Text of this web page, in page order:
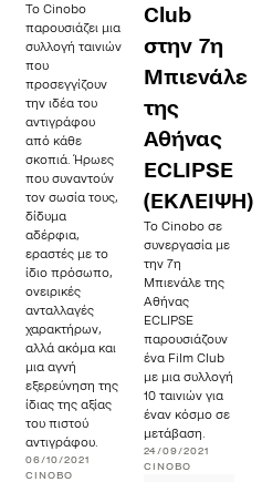
Το Cinobo
παρουσιάζει μια
συλλογή ταινιών
που
προσεγγίζουν
την ιδέα του
αντιγράφου
από κάθε
σκοπιά. Ήρωες
που συναντούν
τον σωσία τους,
δίδυμα
αδέρφια,
εραστές με το
ίδιο πρόσωπο,
ονειρικές
ανταλλαγές
χαρακτήρων,
αλλά ακόμα και
μια αγνή
εξερεύνηση της
ίδιας της αξίας
του πιστού
αντιγράφου.
06/10/2021
CINOBO
Club
στην 7η
Μπιενάλε
της
Αθήνας
ECLIPSE
(ΕΚΛΕΙΨΗ)
Το Cinobo σε
συνεργασία με
την 7η
Μπιενάλε της
Αθήνας
ECLIPSE
παρουσιάζουν
ένα Film Club
με μια συλλογή
10 ταινιών για
έναν κόσμο σε
μετάβαση.
24/09/2021
CINOBO